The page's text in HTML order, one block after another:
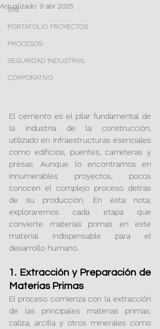
BIM
PORTAFOLIO PROYECTOS
PROCESOS
SEGURIDAD INDUSTRIAL
CORPORATIVO
Actualizado: 9 abr 2025
El cemento es el pilar fundamental de
la industria de la construcción,
utilizado en infraestructuras esenciales
como edificios, puentes, carreteras y
presas. Aunque lo encontramos en
innumerables proyectos, pocos
conocen el complejo proceso detrás
de su producción. En esta nota,
exploraremos cada etapa que
convierte materias primas en este
material indispensable para el
desarrollo humano.
1. Extracción y Preparación de
Materias Primas
El proceso comienza con la extracción
de las principales materias primas:
caliza, arcilla y otros minerales como